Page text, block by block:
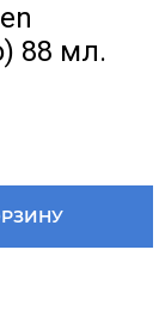
88 мл.